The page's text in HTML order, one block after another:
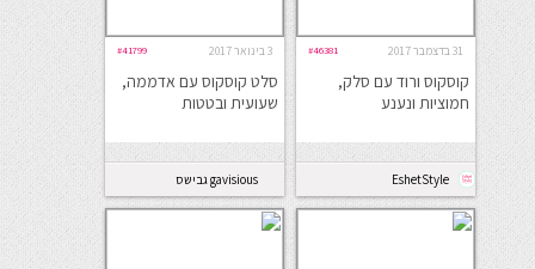
31 בדצמבר 2017 #46381
קוסקוס ורוד עם סלק,
חמוציות ונענע
EshetStyle
3 בינואר 2017 #41799
סלט קוסקוס עם אדממה,
שעועית ובטטות
gavisious גבישס